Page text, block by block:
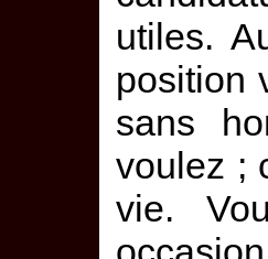
utiles.
position
sans
voulez ;
vie.